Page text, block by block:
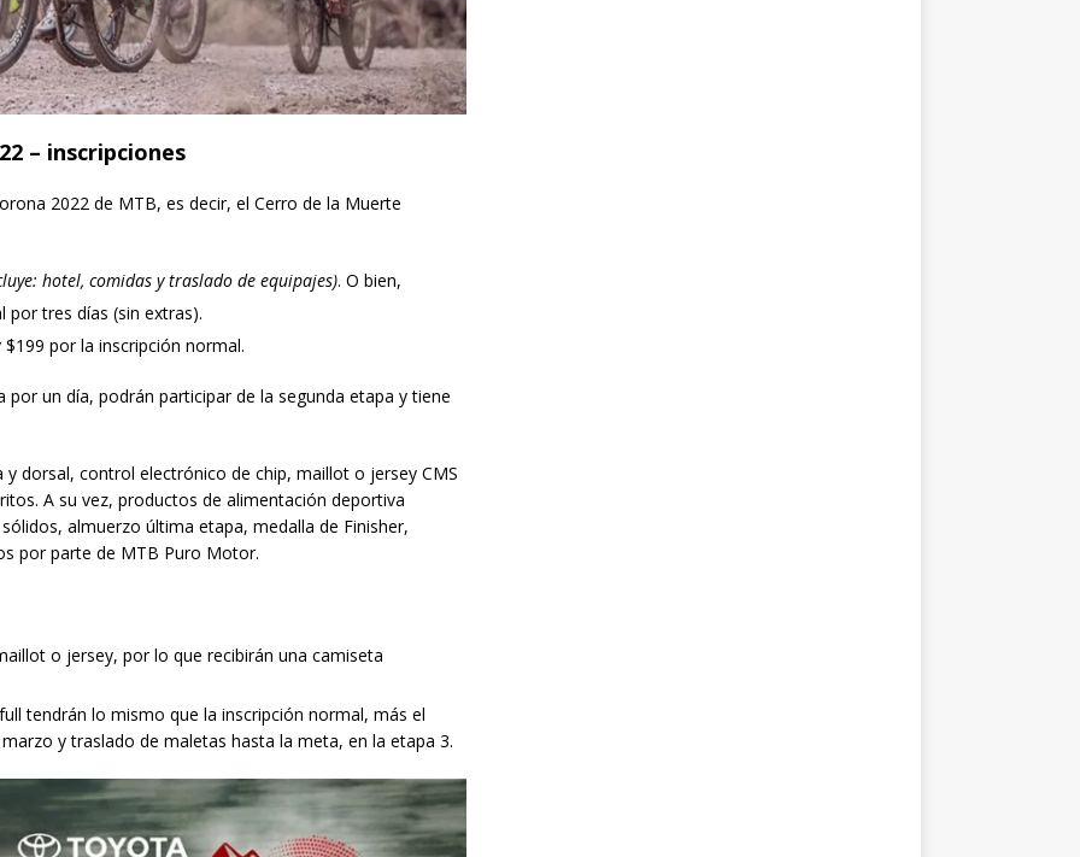
– inscripciones
2022 de MTB, es decir, el Cerro de la Muerte
hotel, comidas y traslado de equipajes). O bien,
por tres días (sin extras).
por la inscripción normal.
por un día, podrán participar de la segunda etapa y tiene
dorsal, control electrónico de chip, maillot o jersey CMS
A su vez, productos de alimentación deportiva
almuerzo última etapa, medalla de Finisher,
por parte de MTB Puro Motor.
o jersey, por lo que recibirán una camiseta
tendrán lo mismo que la inscripción normal, más el
y traslado de maletas hasta la meta, en la etapa 3.